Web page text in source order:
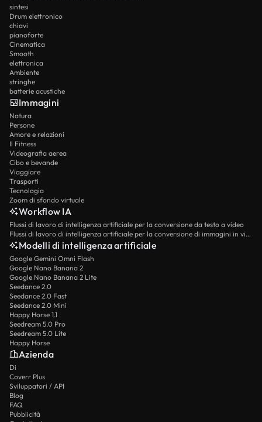
sintesi
Drum elettronico
chiavi
pianoforte
Cinematica
Smooth
elettronica
Ambiente
stringhe
batterie acustiche
Immagini
Natura
Persone
Amore e relazioni
Il Fitness
Videografia aerea
Cibo e bevande
Viaggiare
Trasporti
Tecnologia
Zoom di sfondo virtuale
Workflow IA
Flussi di lavoro di intelligenza artificiale per la conversione da testo a video
Flussi di lavoro di intelligenza artificiale per la conversione di immagini in video
Modelli di intelligenza artificiale
Google Gemini Omni Flash
Google Nano Banana 2
Google Nano Banana 2 Lite
Seedance 2.0
Seedance 2.0 Fast
Seedance 2.0 Mini
Happy Horse 1.1
Seedream 5.0 Pro
Seedream 5.0 Lite
Happy Horse
Azienda
Di
Coverr Plus
Sviluppatori / API
Blog
FAQ
Pubblicità